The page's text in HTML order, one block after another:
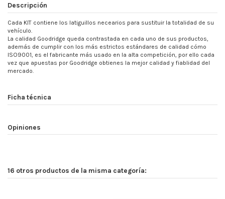
Descripción
Cada KIT contiene los latiguillos necearios para sustituir la totalidad de su
vehículo.
La calidad Goodridge queda contrastada en cada uno de sus productos,
además de cumplir con los más estrictos estándares de calidad cómo
ISO9001, es el fabricante más usado en la alta competición, por ello cada
vez que apuestas por Goodridge obtienes la mejor calidad y fiablidad del
mercado.
Ficha técnica
Opiniones
16 otros productos de la misma categoría: